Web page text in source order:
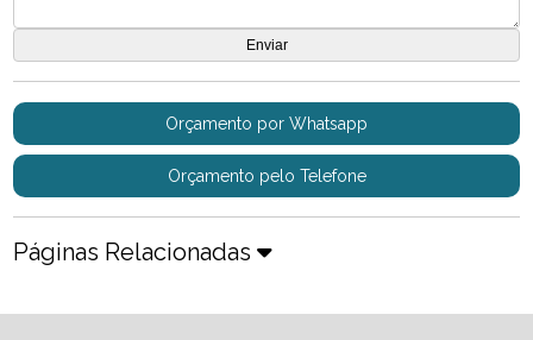
Orçamento por Whatsapp
Orçamento pelo Telefone
Páginas Relacionadas